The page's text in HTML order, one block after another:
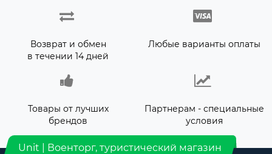
Возврат и обмен
в течении 14 дней
Любые варианты оплаты
Товары от лучших
брендов
Партнерам - специальные
условия
Unit | Военторг, туристический магазин